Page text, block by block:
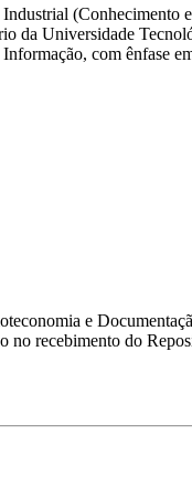
Universidade
com ênfase
e
no recebimento do